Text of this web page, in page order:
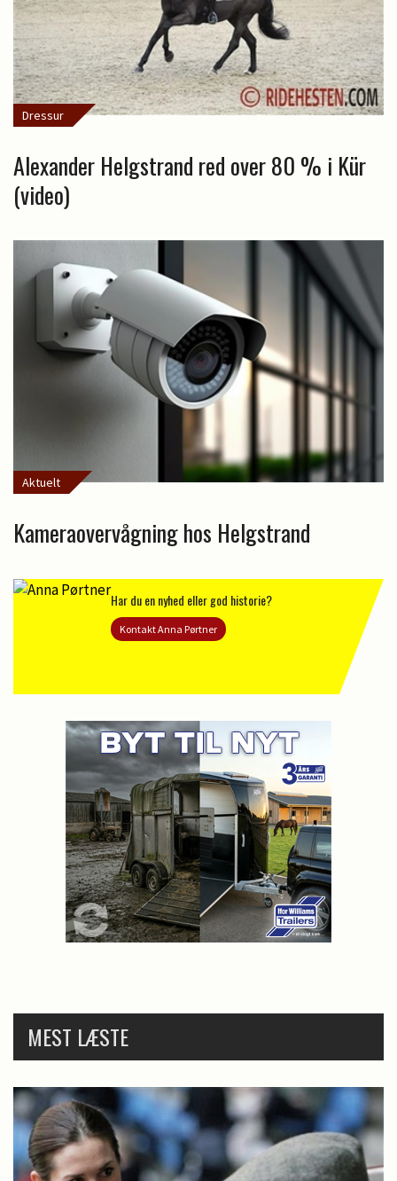
Dressur
Alexander Helgstrand red over 80 % i Kür
(video)
Aktuelt
Kameraovervågning hos Helgstrand
Har du en nyhed eller god historie?
Kontakt Anna Pørtner
MEST LÆSTE